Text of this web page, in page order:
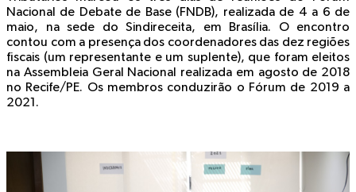
Nacional de Debate de Base (FNDB), realizada de 4 a 6 de
maio, na sede do Sindireceita, em Brasília. O encontro
contou com a presença dos coordenadores das dez regiões
fiscais (um representante e um suplente), que foram eleitos
na Assembleia Geral Nacional realizada em agosto de 2018
no Recife/PE. Os membros conduzirão o Fórum de 2019 a
2021.